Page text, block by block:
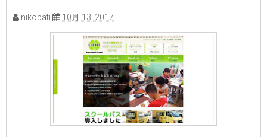
nikopati 10月 13, 2017